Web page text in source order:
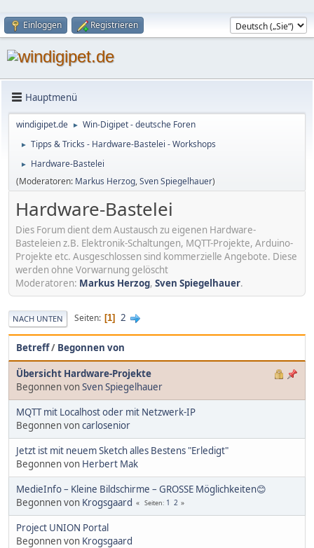
Einloggen Registrieren
Hauptmenü
windigipet.de ► Win-Digipet - deutsche Foren
► Tipps & Tricks - Hardware-Bastelei - Workshops
►
Hardware-Bastelei
(Moderatoren: Markus Herzog,Sven Spiegelhauer)
Hardware-Bastelei
Dies Forum dient dem Austausch zu eigenen Hardware-
Basteleien z.B. Elektronik-Schaltungen, MQTT-Projekte, Arduino-
Projekte etc. Ausgeschlossen sind kommerzielle Angebote. Diese
werden ohne Vorwarnung gelöscht
Moderatoren: Markus Herzog, Sven Spiegelhauer.
NACH UNTEN Seiten 1 2
Betreff/ Begonnen von
Übersicht Hardware-Projekte
Begonnen vonSven Spiegelhauer
MQTT mit Localhost oder mit Netzwerk-IP
Begonnen voncarlosenior
Jetzt ist mit neuem Sketch alles Bestens "Erledigt"
Begonnen von Herbert Mak
MedieInfo – Kleine Bildschirme – GROSSE Möglichkeiten😊
Begonnen von Krogsgaard Seiten 1 2
Project UNION Portal
Begonnen von Krogsgaard